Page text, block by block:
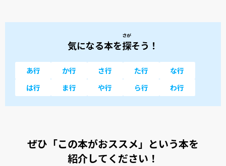
気になる本を探
さが
そう！
あ行 か行 さ行 た行
な行
は行
ま行 や行 ら行 わ行
ぜひ「この本がおススメ」という本を
紹介してください！